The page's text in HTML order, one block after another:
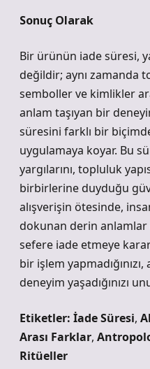
Sonuç Olarak
Bir ürünün iade süresi,
değildir; aynı zamanda
semboller ve kimlikler
anlam taşıyan bir
süresini farklı bir
uygulamaya koyar. Bu
yargılarını, topluluk
birbirlerine duyduğu
alışverişin ötesinde,
dokunan derin anlamlar
sefere iade etmeye
bir işlem
deneyim yaşadığınızı
Etiketler: İade Süresi,
Arası Farklar,
Ritüeller